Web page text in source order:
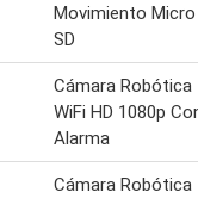
Movimiento Micro
SD
Cámara Robótica
WiFi HD 1080p
Alarma
Cámara Robótica